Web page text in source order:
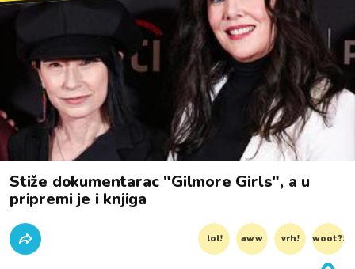
Stiže dokumentarac "Gilmore Girls", a u
pripremi je i knjiga
lol! aww vrh! woot?!